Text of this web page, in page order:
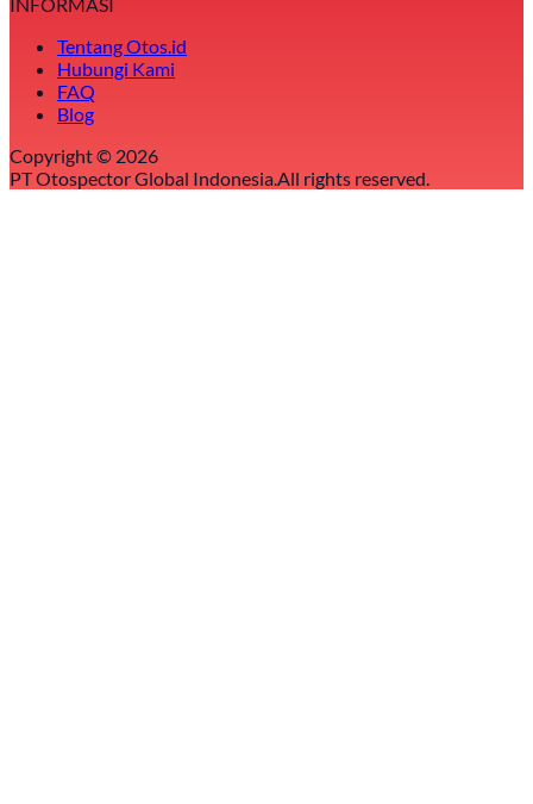
INFORMASI
Tentang Otos.id
Hubungi Kami
FAQ
Blog
Copyright © 2026
PT Otospector Global Indonesia.All rights reserved.